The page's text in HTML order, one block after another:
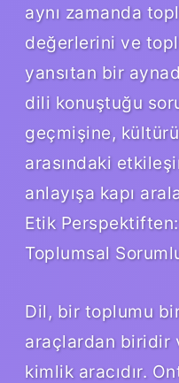
aynı zamanda
değerlerini ve
yansıtan bir
dili konuştuğu
geçmişine,
arasındaki
anlayışa kapı
Etik
Toplumsal
Dil, bir toplumu
araçlardan biridir
kimlik aracıdır.